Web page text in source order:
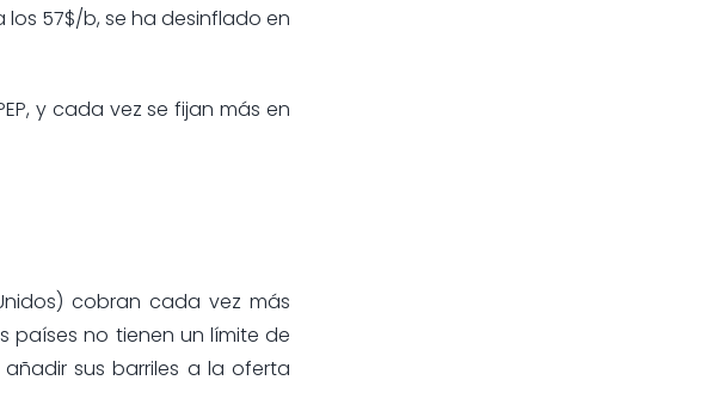
57$/b, se ha desinflado en
y cada vez se fijan más en
cobran cada vez más
países no tienen un límite de
sus barriles a la oferta